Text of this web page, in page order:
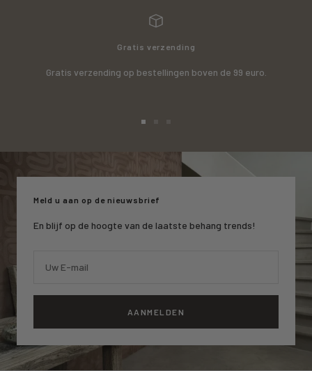
Gratis verzending
Gratis verzending op bestellingen boven de 99 euro.
1
2
slide
3
Meld u aan op de nieuwsbrief
En blijf op de hoogte van de laatste behang trends!
Uw E-mail
AANMELDEN